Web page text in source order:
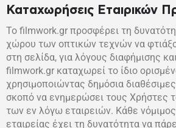
Καταχωρήσεις Εταιρικών
Το filmwork.gr προσφέρει τη
χώρου των οπτικών τεχνών να
στη σελίδα, για λόγους διαφήμισης
filmwork.gr καταχωρεί το ίδιο
χρησιμοποιώντας δημόσια
σκοπό να ενημερώσει τους Χρήστες
των εν λόγω εταιρειών. Κάθε
εταιρείας έχει τη δυνατότητα να